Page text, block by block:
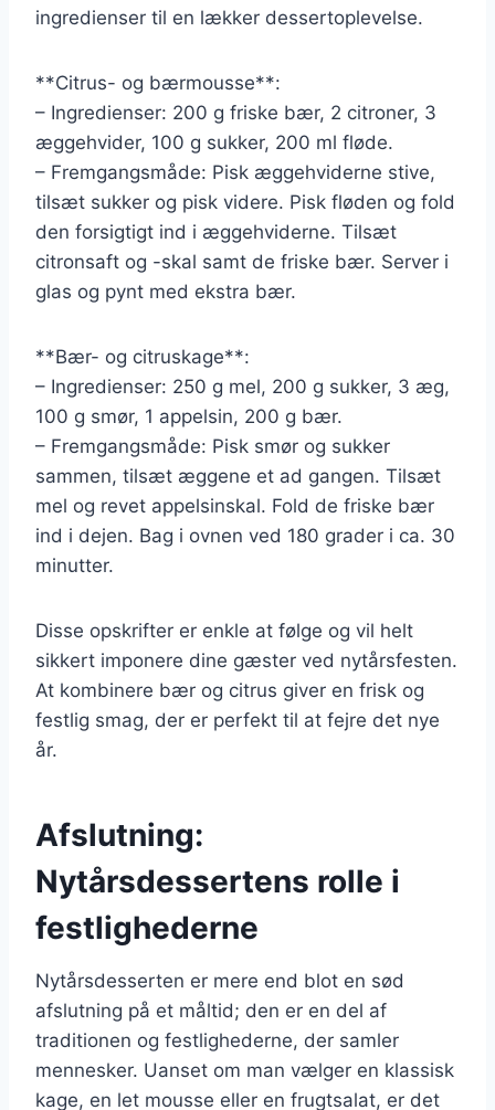
ingredienser til en lækker dessertoplevelse.
**Citrus- og bærmousse**:
– Ingredienser: 200 g friske bær, 2 citroner, 3
æggehvider, 100 g sukker, 200 ml fløde.
– Fremgangsmåde: Pisk æggehviderne stive,
tilsæt sukker og pisk videre. Pisk fløden og fold
den forsigtigt ind i æggehviderne. Tilsæt
citronsaft og -skal samt de friske bær. Server i
glas og pynt med ekstra bær.
**Bær- og citruskage**:
– Ingredienser: 250 g mel, 200 g sukker, 3 æg,
100 g smør, 1 appelsin, 200 g bær.
– Fremgangsmåde: Pisk smør og sukker
sammen, tilsæt æggene et ad gangen. Tilsæt
mel og revet appelsinskal. Fold de friske bær
ind i dejen. Bag i ovnen ved 180 grader i ca. 30
minutter.
Disse opskrifter er enkle at følge og vil helt
sikkert imponere dine gæster ved nytårsfesten.
At kombinere bær og citrus giver en frisk og
festlig smag, der er perfekt til at fejre det nye
år.
Afslutning:
Nytårsdessertens rolle i
festlighederne
Nytårsdesserten er mere end blot en sød
afslutning på et måltid; den er en del af
traditionen og festlighederne, der samler
mennesker. Uanset om man vælger en klassisk
kage, en let mousse eller en frugtsalat, er det